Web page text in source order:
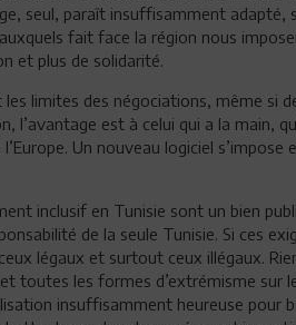
seul, paraît insuffisamment adapté,
fait face la région nous
et plus de solidarité.
les limites des négociations, même si
l’avantage est à celui qui a la main,
Un nouveau logiciel s’impose
inclusif en Tunisie sont un bien
de la seule Tunisie. Si ces
légaux et surtout ceux illégaux.
toutes les formes d’extrémisme sur
insuffisamment heureuse pour